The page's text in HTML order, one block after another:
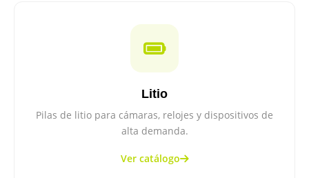
Litio
Pilas de litio para cámaras, relojes y dispositivos de
alta demanda.
Ver catálogo